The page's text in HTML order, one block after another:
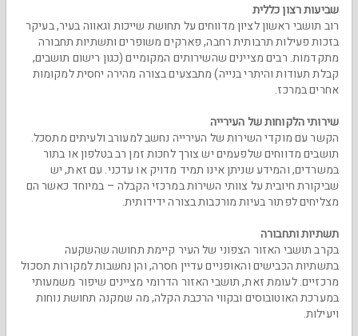
שביעות רצון כללית
רוב תושבי ראשון לציון מדווחים על תחושת שייכות וגאווה בעיר, בעיקר
בזכות פעילות תרבותית רחבה, פארקים משופרים ותשתיות תחבורה
מתקדמות. רבים מציינים שהשירותים המקומיים (כגון רישום תושבים,
קבלת תעודות והיתרי בנייה) מתבצעים בצורה מהירה יחסית למקומות
אחרים במרכז.
שירותי הלקוחות של העירייה
הקשר עם מוקדי השירות של העירייה נחשב למעורב ולעיתים מתסכל.
תושבים מדווחים שלפעמים יש צורך לחכות זמן רב בטלפון או בתור
במשרדים, והמידע שניתן אינו תמיד מדויק או עדכני. עם זאת, יש
שביקורת חיובית על צוותי השירות במרכזי הקבלה – במיוחד כאשר הם
מצליחים לפתור בעיות מורכבות בצורה ידידותית.
תשתיות ותחבורה
בקרב תושבי האזור הצפוני של העיר קיימת תחושה שהשקעה
בתשתיות הכבישים והאופניים עדיין חסרה, והן נחשבות למקורות תסכול
מרכזיים. לעומת זאת, תושבי האזור הדרומי מציינים שיפור משמעותי
במערכת האוטובוסים ובקווי הרכבת הקלה, מה שמקנה תחושת נוחות
ויעילות.